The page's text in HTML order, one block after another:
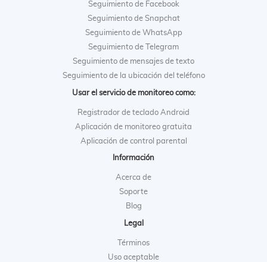
Seguimiento de Facebook
Seguimiento de Snapchat
Seguimiento de WhatsApp
Seguimiento de Telegram
Seguimiento de mensajes de texto
Seguimiento de la ubicación del teléfono
Usar el servicio de monitoreo como:
Registrador de teclado Android
Aplicación de monitoreo gratuita
Aplicación de control parental
Información
Acerca de
Soporte
Blog
Legal
Términos
Uso aceptable